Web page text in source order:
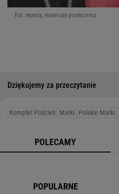
Fot. mumla, materiały producenta
Dziękujemy za przeczytanie
Komplet Pościeli Marki Polskie Marki
POLECAMY
POPULARNE